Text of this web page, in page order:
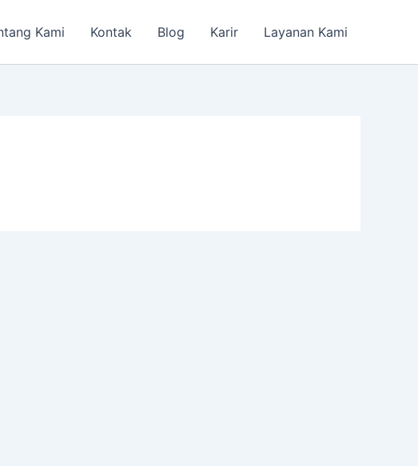
Kami Kontak Blog Karir Layanan Kami